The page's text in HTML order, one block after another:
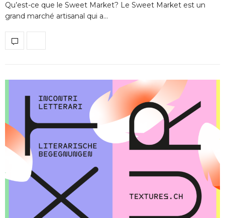
Qu’est-ce que le Sweet Market? Le Sweet Market est un
grand marché artisanal qui a…